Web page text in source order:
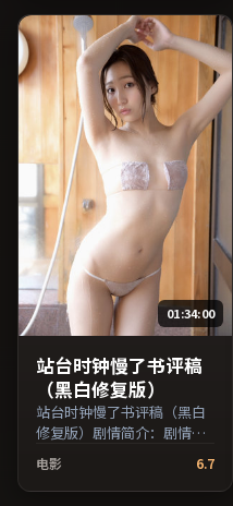
朝伟、王俊凯等主演，美国
出品，科幻类型，2017年上
映 / 2017年5月4日于美国地
区院线首映，网络平台同步
更新片源。整体观感沉稳耐
看，适合反复品味台词与镜
头。（国产影视资源大全免
费条目索引，支持片名与演
员交叉检索。）
01:34:00
站台时钟慢了书评稿
（黑白修复版）
站台时钟慢了书评稿（黑白
修复版）剧情简介：剧情围
与场景还原了特定年代质
感；由乌尔善执导，刘亦
电影 6.7